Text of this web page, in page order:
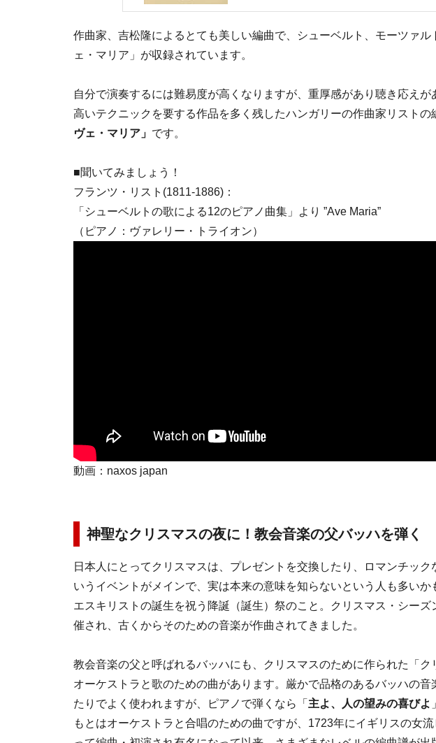
作曲家、吉松隆によるとても美しい編曲で、シューベルト、モーツァ
ェ・マリア」が収録されています。
自分で演奏するには難易度が高くなりますが、重厚感があり聴き応え
高いテクニックを要する作品を多く残したハンガリーの作曲家リストの
ヴェ・マリア」 です。
■聞いてみましょう！
フランツ・リスト(1811-1886)：
「シューベルトの歌による12のピアノ曲集」より ”Ave Maria”
（ピアノ：ヴァレリー・トライオン）
動画：naxos japan
神聖なクリスマスの夜に！教会音楽の父バッハを弾く
日本人にとってクリスマスは、プレゼントを交換したり、ロマンチッ
いうイベントがメインで、実は本来の意味を知らないという人も多いか
エスキリストの誕生を祝う降誕（誕生）祭のこと。クリスマス・シーズ
催され、古くからそのための音楽が作曲されてきました。
教会音楽の父と呼ばれるバッハにも、クリスマスのために作られた「ク
オーケストラと歌のための曲があります。厳かで品格のあるバッハの音
たりでよく使われますが、ピアノで弾くなら「 主よ、人の望みの喜びよ
もとはオーケストラと合唱のための曲ですが、1723年にイギリスの女